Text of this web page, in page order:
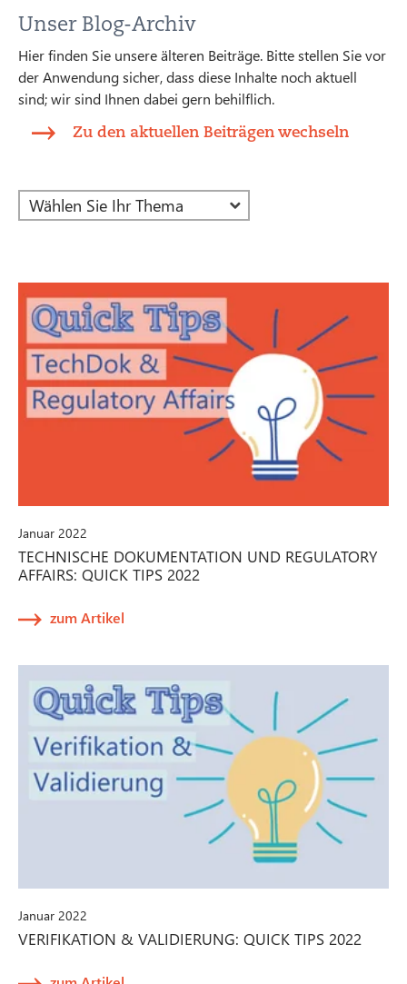
Unser Blog-Archiv
Hier finden Sie unsere älteren Beiträge. Bitte stellen Sie vor
der Anwendung sicher, dass diese Inhalte noch aktuell
sind; wir sind Ihnen dabei gern behilflich.
Zu den aktuellen Beiträgen wechseln
Januar 2022
TECHNISCHE DOKUMENTATION UND REGULATORY
AFFAIRS: QUICK TIPS 2022
zum Artikel
Januar 2022
VERIFIKATION & VALIDIERUNG: QUICK TIPS 2022